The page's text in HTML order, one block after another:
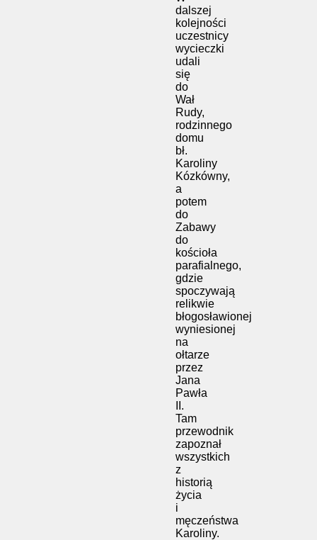
dalszej
kolejności
uczestnicy
wycieczki
udali
się
do
Wał
Rudy,
rodzinnego
domu
bł.
Karoliny
Kózkówny,
a
potem
do
Zabawy
do
kościoła
parafialnego,
gdzie
spoczywają
relikwie
błogosławionej
wyniesionej
na
ołtarze
przez
Jana
Pawła
II.
Tam
przewodnik
zapoznał
wszystkich
z
historią
życia
i
męczeństwa
Karoliny.